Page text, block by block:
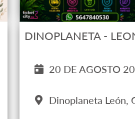
DINOPLANETA -
20 DE AGOSTO
Dinoplaneta León,